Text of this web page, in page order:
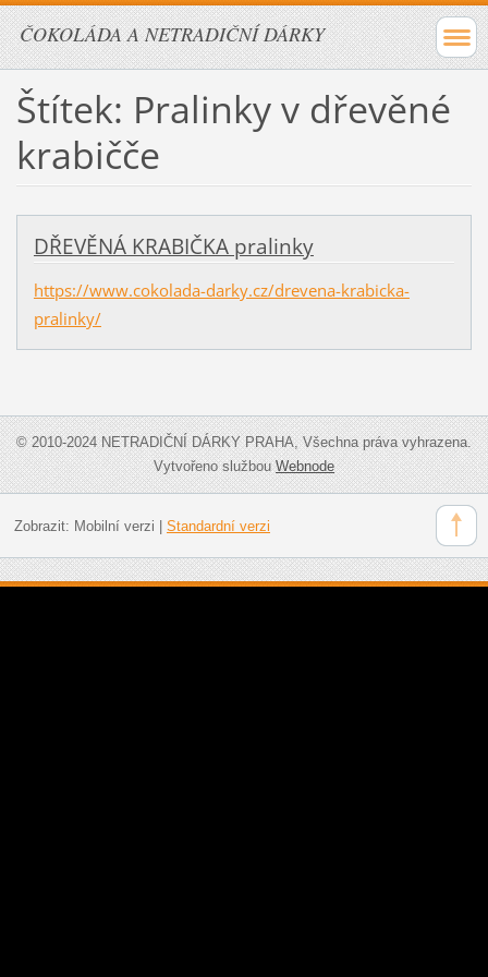
ČOKOLÁDA A NETRADIČNÍ DÁRKY
Štítek: Pralinky v dřevěné
krabičče
DŘEVĚNÁ KRABIČKA pralinky
https://www.cokolada-darky.cz/drevena-krabicka-
pralinky/
© 2010-2024 NETRADIČNÍ DÁRKY PRAHA, Všechna práva vyhrazena.
Vytvořeno službouWebnode
Zobrazit: Mobilní verzi Standardní verzi